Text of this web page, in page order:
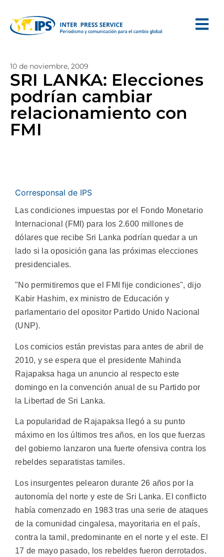
10 de noviembre, 2009
SRI LANKA: Elecciones
podrían cambiar
relacionamiento con
FMI
Corresponsal de IPS
Las condiciones impuestas por el Fondo Monetario
Internacional (FMI) para los 2.600 millones de
dólares que recibe Sri Lanka podrían quedar a un
lado si la oposición gana las próximas elecciones
presidenciales.
"No permitiremos que el FMI fije condiciones", dijo
Kabir Hashim, ex ministro de Educación y
parlamentario del opositor Partido Unido Nacional
(UNP).
Los comicios están previstas para antes de abril de
2010, y se espera que el presidente Mahinda
Rajapaksa haga un anuncio al respecto este
domingo en la convención anual de su Partido por
la Libertad de Sri Lanka.
La popularidad de Rajapaksa llegó a su punto
máximo en los últimos tres años, en los que fuerzas
del gobierno lanzaron una fuerte ofensiva contra los
rebeldes separatistas tamiles.
Los insurgentes pelearon durante 26 años por la
autonomía del norte y este de Sri Lanka. El conflicto
había comenzado en 1983 tras una serie de ataques
de la comunidad cingalesa, mayoritaria en el país,
contra la tamil, predominante en el norte y el este. El
17 de mayo pasado, los rebeldes fueron derrotados.